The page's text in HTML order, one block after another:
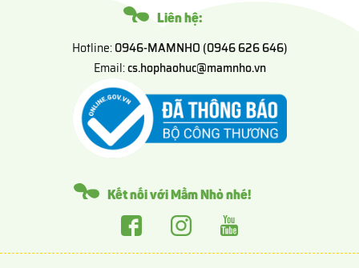
Liên hệ:
Hotline:0946-MAMNHO (0946 626 646)
Email:cs.hophaohuc@mamnho.vn
Kết nối với Mầm Nhỏ nhé!